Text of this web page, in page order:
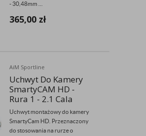
- 30,48mm ...
365,00 zł
AiM Sportline
Uchwyt Do Kamery
SmartyCAM HD -
Rura 1 - 2.1 Cala
Uchwyt montażowy do kamery
SmartyCam HD. Przeznaczony
do stosowania na rurze o